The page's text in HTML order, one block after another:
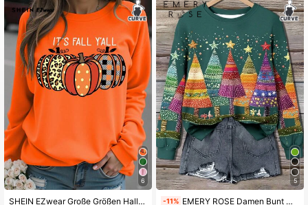
4,81 1M Follower
4,81 1M Follower
1M Follower
4,81 1M Follower
6
SHEIN EZwear Große Größen Halloween Sweatshirt, Große Größen Grafik Langarm Sweatshirt für Streetwear, süßer Herbst/Winter Top, Urlaubsstimmung Herbst
5
-11% EMERY ROSE Damen Bunt Weihnachtsbaum Muster Rundhals Lässig Sweatshirt in Große Größen